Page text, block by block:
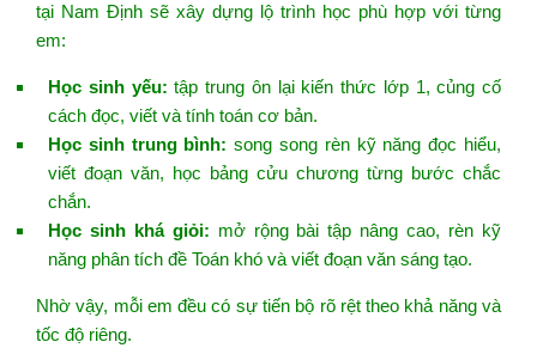
tại Nam Định sẽ xây dựng lộ trình học phù hợp với từng
em:
Học sinh yếu: tập trung ôn lại kiến thức lớp 1, củng cố
cách đọc, viết và tính toán cơ bản.
Học sinh trung bình: song song rèn kỹ năng đọc hiểu,
viết đoạn văn, học bảng cửu chương từng bước chắc
chắn.
Học sinh khá giỏi: mở rộng bài tập nâng cao, rèn kỹ
năng phân tích đề Toán khó và viết đoạn văn sáng tạo.
Nhờ vậy, mỗi em đều có sự tiến bộ rõ rệt theo khả năng và
tốc độ riêng.